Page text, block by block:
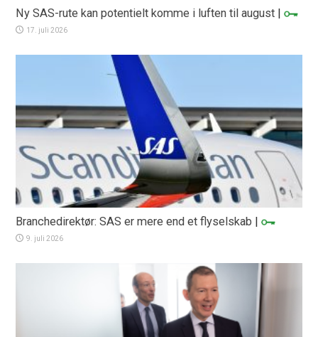
Ny SAS-rute kan potentielt komme i luften til august |
17. juli 2026
Branchedirektør: SAS er mere end et flyselskab |
9. juli 2026